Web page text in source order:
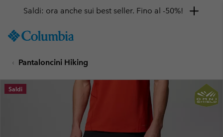
TO
SKIP
MAIN
NAV
Saldi: ora anche sui best seller. Fino al -50%!
Pantaloncini Hiking
Saldi